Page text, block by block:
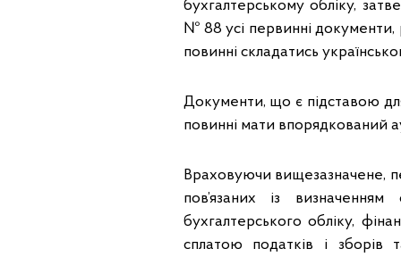
бухгалтерському обліку,
№ 88 усі первинні документи,
повинні складатись
Документи, що є підставою
повинні мати впорядкований
Враховуючи вищезазначене,
пов’язаних із визначенням
бухгалтерського обліку,
сплатою податків і зборів